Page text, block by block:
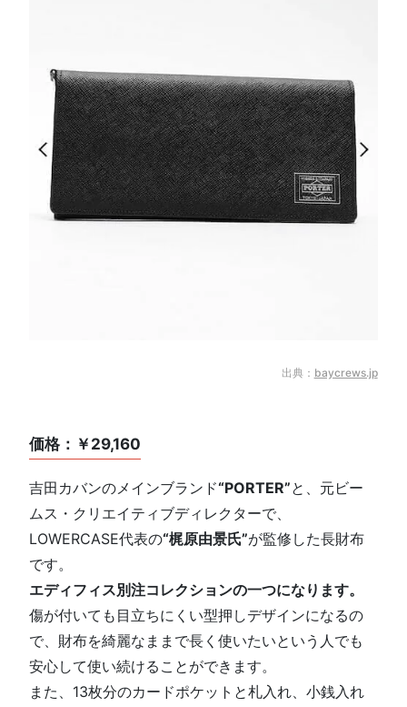
出典： baycrews.jp
価格：￥29,160
吉田カバンのメインブランド“PORTER”と、元ビー
ムス・クリエイティブディレクターで、
LOWERCASE代表の“梶原由景氏”が監修した長財布
です。
エディフィス別注コレクションの一つになります。
傷が付いても目立ちにくい型押しデザインになるの
で、財布を綺麗なままで長く使いたいという人でも
安心して使い続けることができます。
また、13枚分のカードポケットと札入れ、小銭入れ